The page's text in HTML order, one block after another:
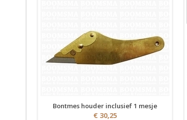
Bontmes houder inclusief 1 mesje
€ 30,25